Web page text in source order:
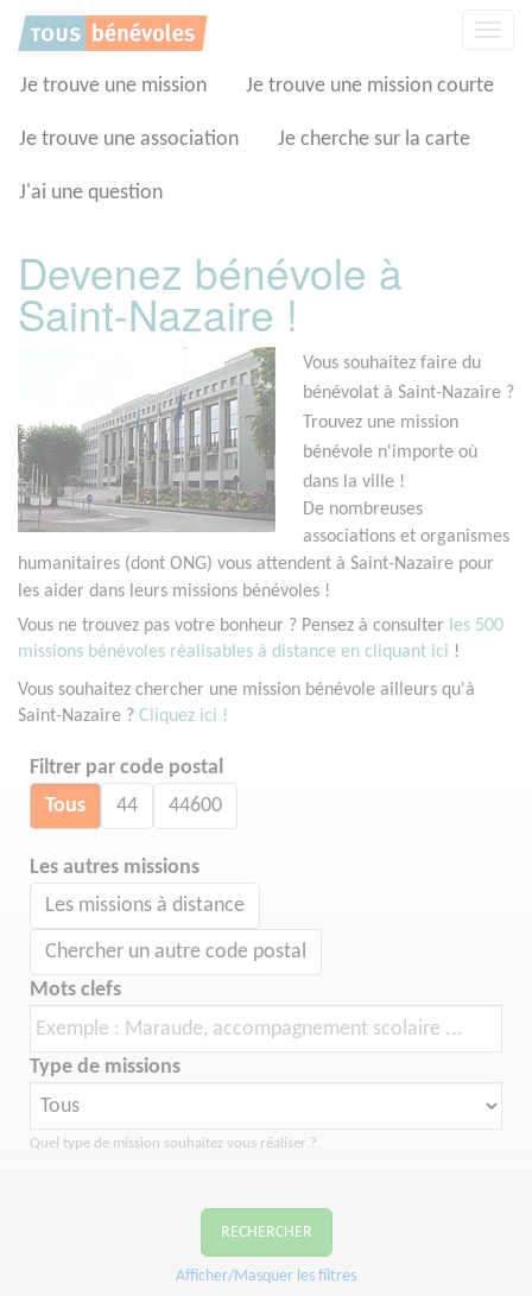
Je trouve une mission Je trouve une mission courte
Je trouve une association Je cherche sur la carte
J'ai une question
Devenez bénévole à
Saint-Nazaire !
Vous souhaitez faire du
bénévolat à Saint-Nazaire ?
Trouvez une mission
bénévole n'importe où
dans la ville !
De nombreuses
associations et organismes
humanitaires (dont ONG) vous attendent à Saint-Nazaire pour
les aider dans leurs missions bénévoles !
Vous ne trouvez pas votre bonheur ? Pensez à consulter les 500
missions bénévoles réalisables à distance en cliquant ici !
Vous souhaitez chercher une mission bénévole ailleurs qu'à
Saint-Nazaire ? Cliquez ici !
Filtrer par code postal
Tous 44 44600
Les autres missions
Les missions à distance
Chercher un autre code postal
Mots clefs
Type de missions
Quel type de mission souhaitez vous réaliser ?
RECHERCHER
Afficher/Masquer les filtres
Panneau de gestion des cookies